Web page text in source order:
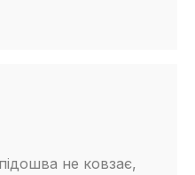
не ковзає,